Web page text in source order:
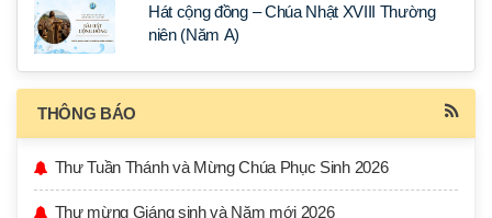
Hát cộng đồng – Chúa Nhật XVIII Thường
niên (Năm A)
THÔNG BÁO
Thư Tuần Thánh và Mừng Chúa Phục Sinh 2026
Thư mừng Giáng sinh và Năm mới 2026